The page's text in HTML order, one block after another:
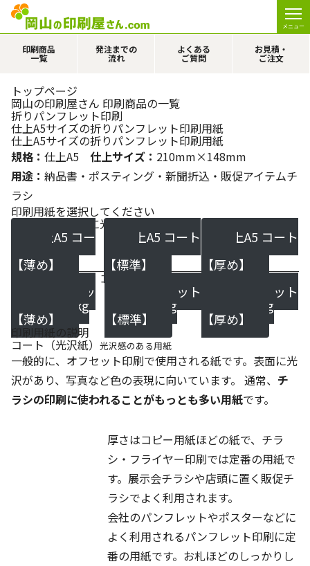
印刷商品
一覧
発注までの
流れ
よくある
ご質問
お見積・
ご注文
トップページ
岡山の印刷屋さん 印刷商品の一覧
折りパンフレット印刷
仕上A5サイズの折りパンフレット印刷用紙
仕上A5サイズの折りパンフレット印刷用紙
規格： 仕上A5 仕上サイズ： 210mm×148mm
用途： 納品書・ポスティング・新聞折込・販促アイテムチ
ラシ
印刷用紙を選択してください
コート紙：表面に光沢があるツルツルした用紙です
仕上A5 コー
【薄め】
仕上A5 コート
【標準】
仕上A5 コート
【厚め】
マットコート紙：コート紙より光沢をおさえた用紙です
仕上A5 マッ
トコート90kg
【薄め】
仕上A5 マット
コート110kg
【標準】
仕上A5 マット
コート135kg
【厚め】
印刷用紙の説明
コート（光沢紙） 光沢感のある用紙
一般的に、オフセット印刷で使用される紙です。表面に光
沢があり、 写真など色の表現に向いています。 通常、 チ
ラシの印刷に使われることがもっとも多い用紙です。
厚さはコピー用紙ほどの紙で、チラ
シ・フライヤー印刷では定番の用紙で
す。展示会チラシや店頭に置く販促チ
ラシでよく利用されます。
会社のパンフレットやポスターなどに
よく利用されるパンフレット印刷に定
番の用紙です。お札ほどのしっかりし
メニュー